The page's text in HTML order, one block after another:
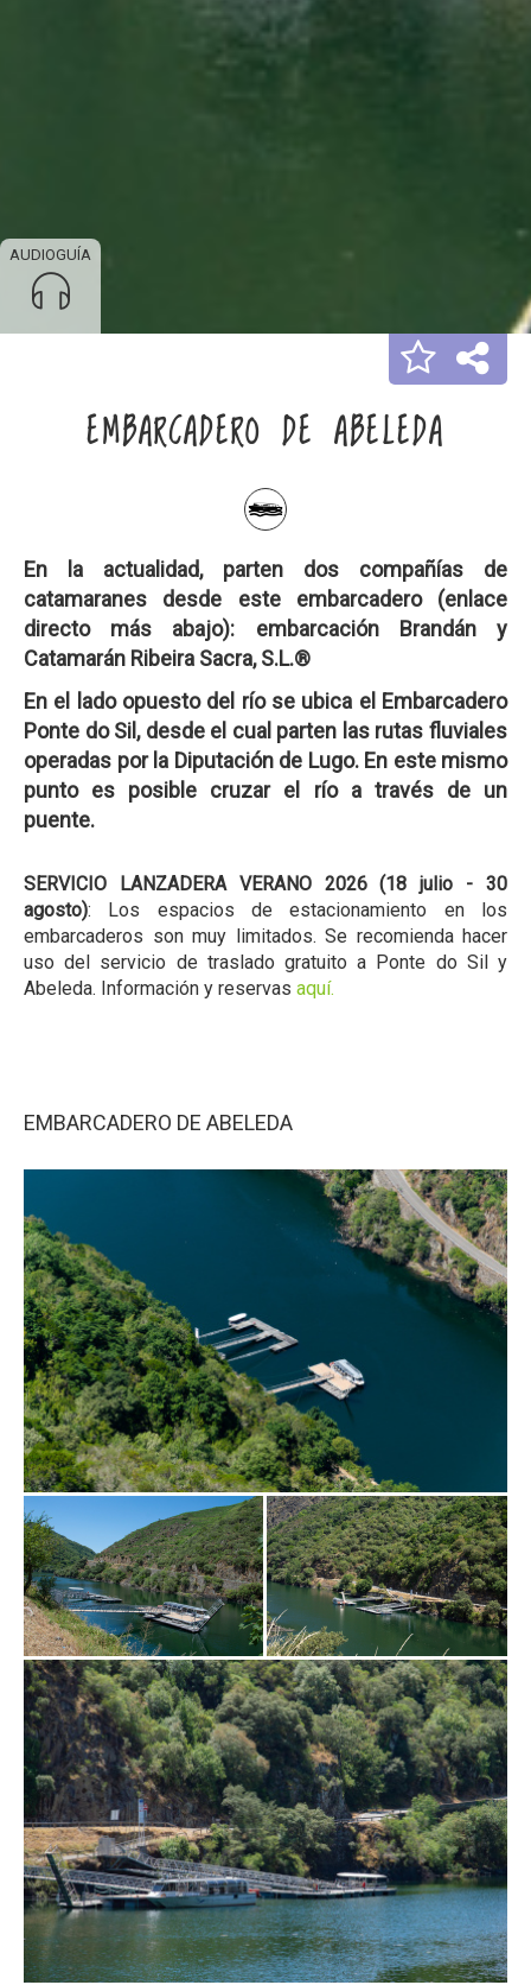
AUDIOGUÍA
EMBARCADERO DE ABELEDA
En la actualidad, parten dos compañías de
catamaranes desde este embarcadero (enlace
directo más abajo): embarcación Brandán y
Catamarán Ribeira Sacra, S.L.®
En el lado opuesto del río se ubica el Embarcadero
Ponte do Sil, desde el cual parten las rutas fluviales
operadas por la Diputación de Lugo. En este mismo
punto es posible cruzar el río a través de un
puente.
SERVICIO LANZADERA VERANO 2026 (18 julio - 30
agosto): Los espacios de estacionamiento en los
embarcaderos son muy limitados. Se recomienda hacer
uso del servicio de traslado gratuito a Ponte do Sil y
Abeleda. Información y reservas aquí.
EMBARCADERO DE ABELEDA